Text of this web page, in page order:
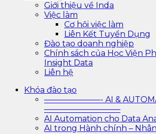
Giới thiệu về Inda
Việc làm
Cơ hội việc làm
Liên Kết Tuyển Dụng
Đào tạo doanh nghiệp
Chính sách của Học Viện
Insight Data
Liên hệ
Khóa đào tạo
———————- AI &
—————————–
AI Automation cho Data
AI trong Hành chính –